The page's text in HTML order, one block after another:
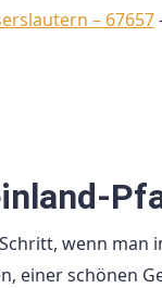
– 67657
wenn man
einer schönen